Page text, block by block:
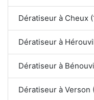
Dératiseur à Cheux
Dératiseur à
Dératiseur à
Dératiseur à Verson